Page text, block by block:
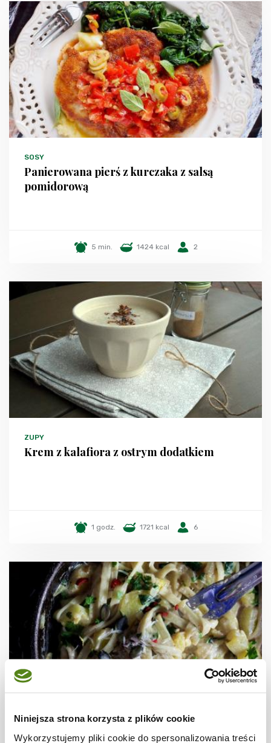
Niniejsza strona korzysta z plików cookie
Wykorzystujemy pliki cookie do spersonalizowania treści
SOSY
Panierowana pierś z kurczaka z salsą
pomidorową
5 min. 1424 kcal 2
ZUPY
Krem z kalafiora z ostrym dodatkiem
1 godz. 1721 kcal 6
WARZYWA
Wstążki z dynią w sosie śmietanowym z